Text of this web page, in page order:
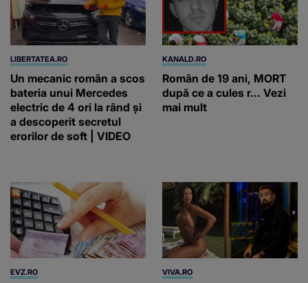
LIBERTATEA.RO
Un mecanic român a scos
bateria unui Mercedes
electric de 4 ori la rând și
a descoperit secretul
erorilor de soft | VIDEO
KANALD.RO
Român de 19 ani, MORT
după ce a cules r... Vezi
mai mult
EVZ.RO VIVA.RO